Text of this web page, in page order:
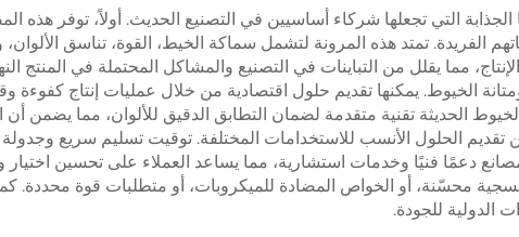
التي تجعلها شركاء أساسيين في التصنيع الحديث. أولاً، توفر هذه
الفريدة. تمتد هذه المرونة لتشمل سماكة الخيط، القوة، تناسق الألوان،
مما يقلل من التباينات في التصنيع والمشاكل المحتملة في المنتج
الخيوط. يمكنها تقديم حلول اقتصادية من خلال عمليات إنتاج
الحديثة تقنية متقدمة لضمان التطابق الدقيق للألوان، مما يضمن أن
تقديم الحلول الأنسب للاستخدامات المختلفة. توقيت تسليم سريع
المصانع دعمًا فنيًا وخدمات استشارية، مما يساعد العملاء على تحسين
محسّنة، أو الخواص المضادة للميكروبات، أو متطلبات قوة محددة.
الدولية للجودة.